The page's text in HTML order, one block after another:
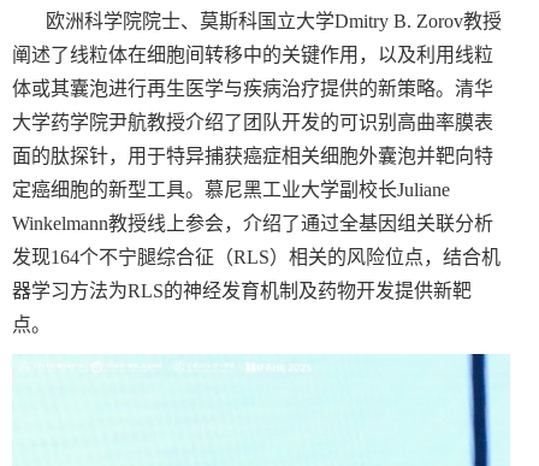
欧洲科学院院士、莫斯科国立大学Dmitry B. Zorov教授
阐述了线粒体在细胞间转移中的关键作用，以及利用线粒
体或其囊泡进行再生医学与疾病治疗提供的新策略。清华
大学药学院尹航教授介绍了团队开发的可识别高曲率膜表
面的肽探针，用于特异捕获癌症相关细胞外囊泡并靶向特
定癌细胞的新型工具。慕尼黑工业大学副校长Juliane
Winkelmann教授线上参会，介绍了通过全基因组关联分析
发现164个不宁腿综合征（RLS）相关的风险位点，结合机
器学习方法为RLS的神经发育机制及药物开发提供新靶
点。